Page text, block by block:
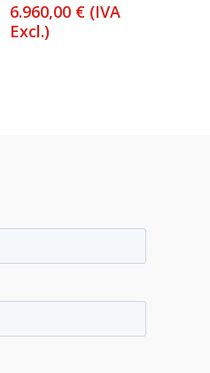
6.960,00 € (IVA
Excl.)